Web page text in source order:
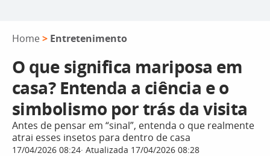
Home > Entretenimento
O que significa mariposa em
casa? Entenda a ciência e o
simbolismo por trás da visita
Antes de pensar em “sinal”, entenda o que realmente
atrai esses insetos para dentro de casa
17/04/2026 08:24 Atualizada 17/04/2026 08:28